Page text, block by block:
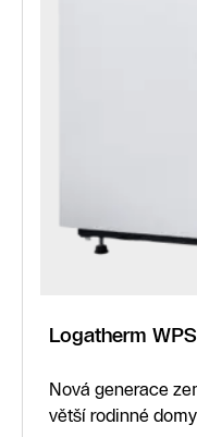
Logatherm
Nová generace
větší rodinné